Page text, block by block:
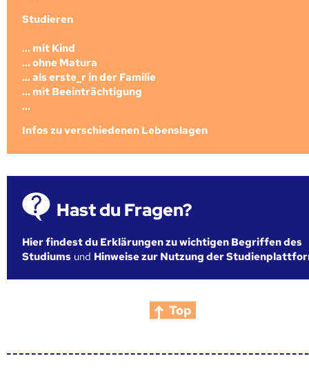
Studieren
... mit Kind
... ohne Matura
... als erste_r in der Familie
... mit Beeinträchtigung
...
Infos zu verschiedenen Lebenslagen
Hast du Fragen?
Hier findest du Erklärungen zu wichtigen Begriffen des
Studiums und Hinweise zur Nutzung der
Top